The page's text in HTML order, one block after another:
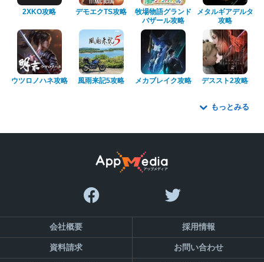
2XKO攻略 デモエクTS攻略
牧場物語グランド
バザール攻略
メタルギアデルタ
攻略
ウツロノハネ攻略 風雨来記5攻略 メカブレイク攻略 デススト2攻略
もっとみる
会社概要 採用情報
資料請求 お問い合わせ